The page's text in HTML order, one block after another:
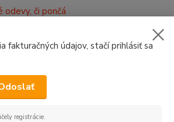
odevy, či pončá
fakturačných údajov, stačí prihlásiť sa
registrácie.